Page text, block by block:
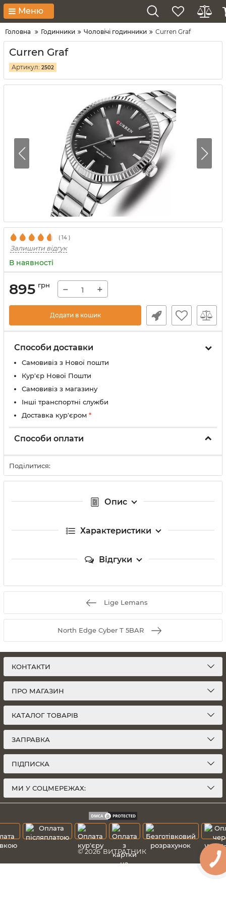
Меню
Головна Годинники Чоловічі годинники Curren Graf
Curren Graf
Артикул: 2502
( 14 )
Залишити відгук
В наявності
895 грн − +
Додати в кошик
Способи доставки
Самовивіз з Нової пошти
Кур'єр Нової Пошти
Самовивіз з магазину
Інші транспортні служби
Доставка кур'єром *
Способи оплати
Поділитися:
Опис
Характеристики
Відгуки
Lige Lemans
North Edge Cyber ​​T 5BAR
КОНТАКТИ
ПРО МАГАЗИН
КАТАЛОГ ТОВАРІВ
ЗАПРАВКА
ПІДПИСКА
МИ У СОЦМЕРЕЖАХ:
© 2026 ВИТРАТНИК